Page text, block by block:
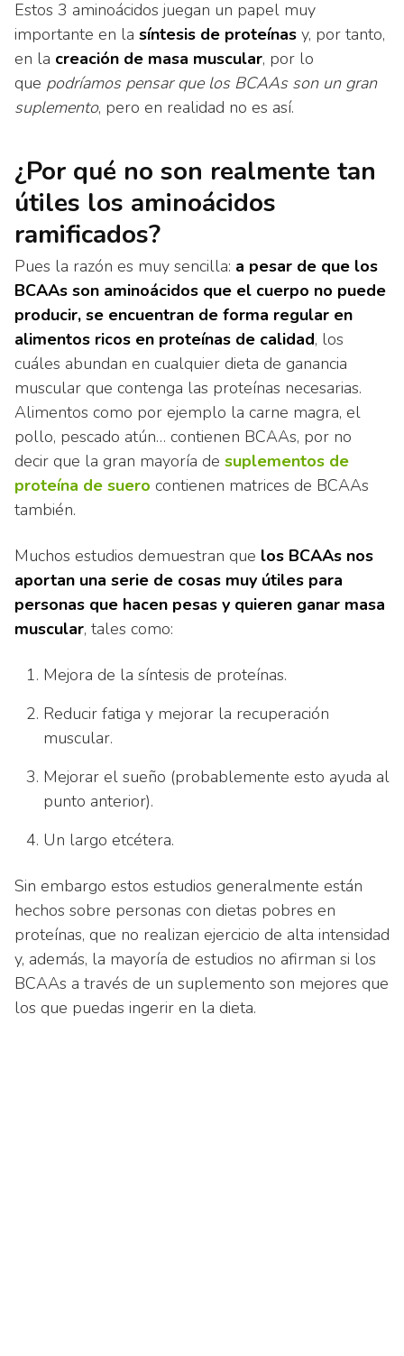
Estos 3 aminoácidos juegan un papel muy
importante en la síntesis de proteínas y, por tanto,
en la creación de masa muscular, por lo
que podríamos pensar que los BCAAs son un gran
suplemento, pero en realidad no es así.
¿Por qué no son realmente tan
útiles los aminoácidos
ramificados?
Pues la razón es muy sencilla: a pesar de que los
BCAAs son aminoácidos que el cuerpo no puede
producir, se encuentran de forma regular en
alimentos ricos en proteínas de calidad, los
cuáles abundan en cualquier dieta de ganancia
muscular que contenga las proteínas necesarias.
Alimentos como por ejemplo la carne magra, el
pollo, pescado atún… contienen BCAAs, por no
decir que la gran mayoría de suplementos de
proteína de suero contienen matrices de BCAAs
también.
Muchos estudios demuestran que los BCAAs nos
aportan una serie de cosas muy útiles para
personas que hacen pesas y quieren ganar masa
muscular, tales como:
Mejora de la síntesis de proteínas.
Reducir fatiga y mejorar la recuperación
muscular.
Mejorar el sueño (probablemente esto ayuda al
punto anterior).
Un largo etcétera.
Sin embargo estos estudios generalmente están
hechos sobre personas con dietas pobres en
proteínas, que no realizan ejercicio de alta intensidad
y, además, la mayoría de estudios no afirman si los
BCAAs a través de un suplemento son mejores que
los que puedas ingerir en la dieta.